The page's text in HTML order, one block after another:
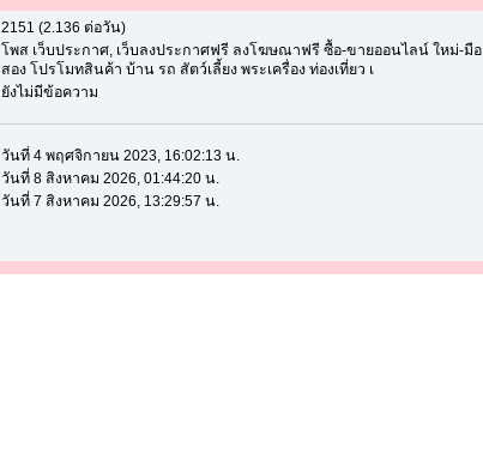
2151 (2.136 ต่อวัน)
โพส เว็บประกาศ, เว็บลงประกาศฟรี ลงโฆษณาฟรี ซื้อ-ขายออนไลน์ ใหม่-มือ
สอง โปรโมทสินค้า บ้าน รถ สัตว์เลี้ยง พระเครื่อง ท่องเที่ยว เ
ยังไม่มีข้อความ
วันที่ 4 พฤศจิกายน 2023, 16:02:13 น.
วันที่ 8 สิงหาคม 2026, 01:44:20 น.
วันที่ 7 สิงหาคม 2026, 13:29:57 น.